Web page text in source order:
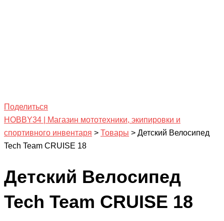
Поделиться
HOBBY34 | Магазин мототехники, экипировки и
спортивного инвентаря > Товары > Детский Велосипед
Tech Team CRUISE 18
Детский Велосипед
Tech Team CRUISE 18